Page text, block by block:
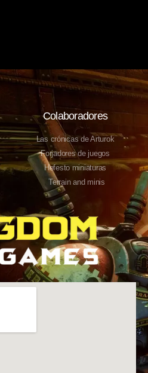
Colaboradores
Las crónicas de Arturok
Forjadores de juegos
Hefesto miniaturas
Terrain and minis